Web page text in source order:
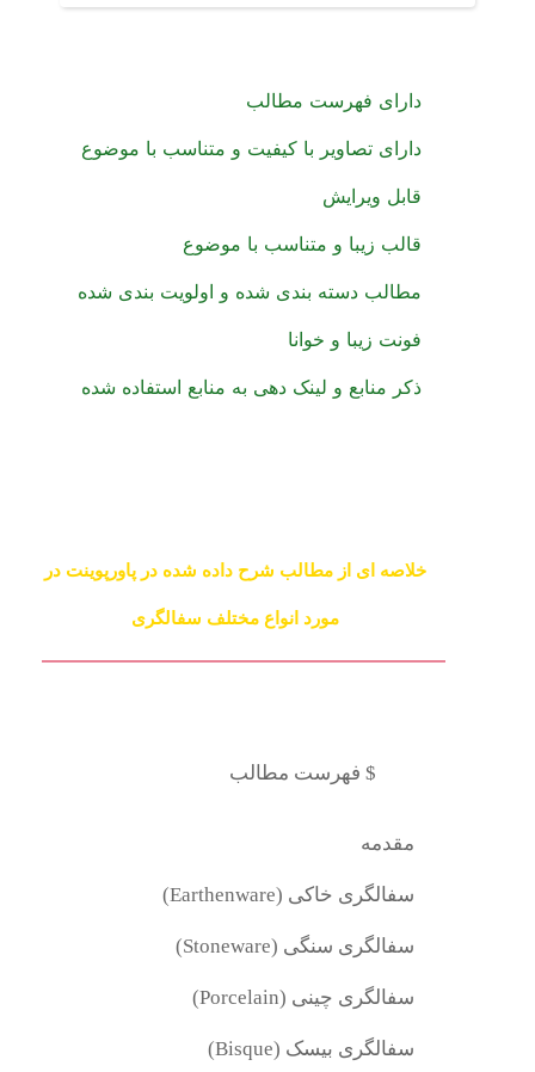
دارای فهرست مطالب
دارای تصاویر با کیفیت و متناسب با موضوع
قابل ویرایش
قالب زیبا و متناسب با موضوع
مطالب دسته بندی شده و اولویت بندی شده
فونت زیبا و خوانا
ذکر منابع و لینک دهی به منابع استفاده شده
خلاصه ای از مطالب شرح داده شده در پاورپوینت در
مورد انواع مختلف سفالگری
$ فهرست مطالب
مقدمه
سفالگری خاکی (Earthenware)
سفالگری سنگی (Stoneware)
سفالگری چینی (Porcelain)
سفالگری بیسک (Bisque)